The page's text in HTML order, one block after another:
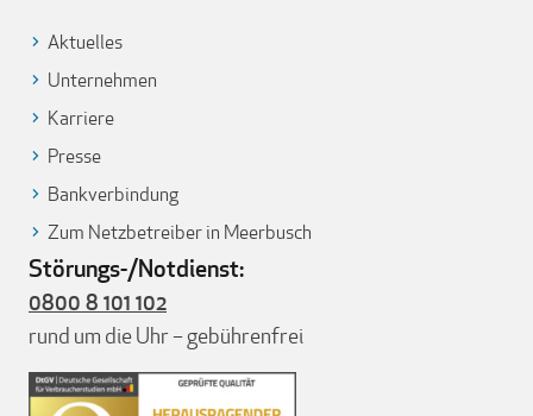
Aktuelles
Unternehmen
Karriere
Presse
Bankverbindung
Zum Netzbetreiber in Meerbusch
Störungs-/Notdienst:
0800 8 101 102
rund um die Uhr – gebührenfrei